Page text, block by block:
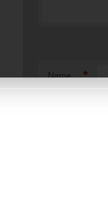
Name *